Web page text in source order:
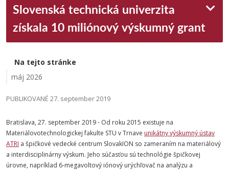
Slovenská technická univerzita
získala 10 miliónový výskumný grant
Na tejto stránke
máj 2026
PUBLIKOVANÉ 27. september 2019
Bratislava, 27. september 2019 - Od roku 2015 existuje na
Materiálovotechnologickej fakulte STU v Trnave unikátny výskumný ústav
ATRI a špičkové vedecké centrum SlovakION so zameraním na materiálový
a interdisciplinárny výskum. Jeho súčasťou sú technológie špičkovej
úrovne, napríklad 6-megavoltový iónový urýchľovač na analýzu a